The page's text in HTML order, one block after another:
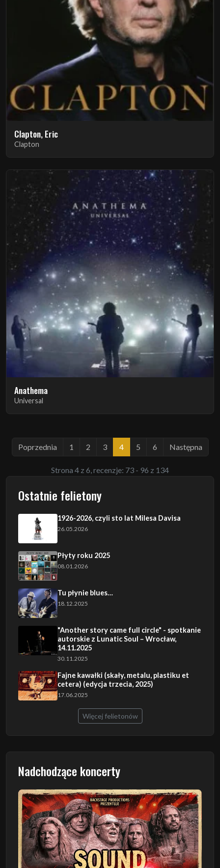
Clapton, Eric
Clapton
Anathema
Universal
Poprzednia 1 2 3 4 5 6 Następna
Strona 4 z 6, recenzje: 73 - 96 z 134
Ostatnie felietony
1926-2026, czyli sto lat Milesa Davisa
26.05.2026
Płyty roku 2025
08.01.2026
Tu płynie blues…
18.12.2025
"Another story came full circle" - spotkanie
autorskie z Lunatic Soul – Wrocław,
14.11.2025
30.11.2025
Fajne kawałki (skały, metalu, plastiku et
cetera) (edycja trzecia, 2025)
17.06.2025
Więcej felietonów
Nadchodzące koncerty